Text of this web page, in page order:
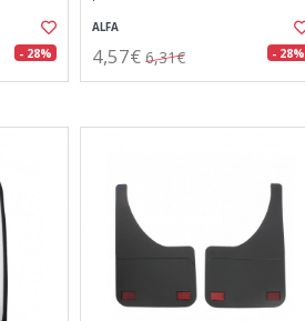
- 28%
ALFA
4,57€ 6,31€ - 28%